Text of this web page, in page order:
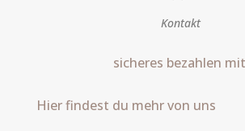
Kontakt
sicheres bezahlen
Hier findest du mehr von uns